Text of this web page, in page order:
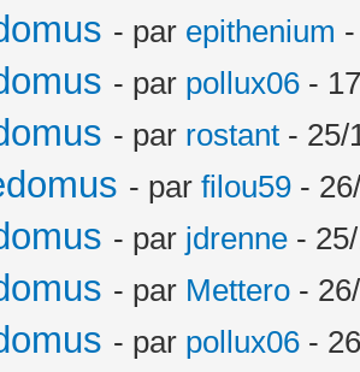
- par epithenium
- par pollux06 -
- par rostant - 25/
- par filou59 -
- par jdrenne -
- par Mettero -
- par pollux06 -